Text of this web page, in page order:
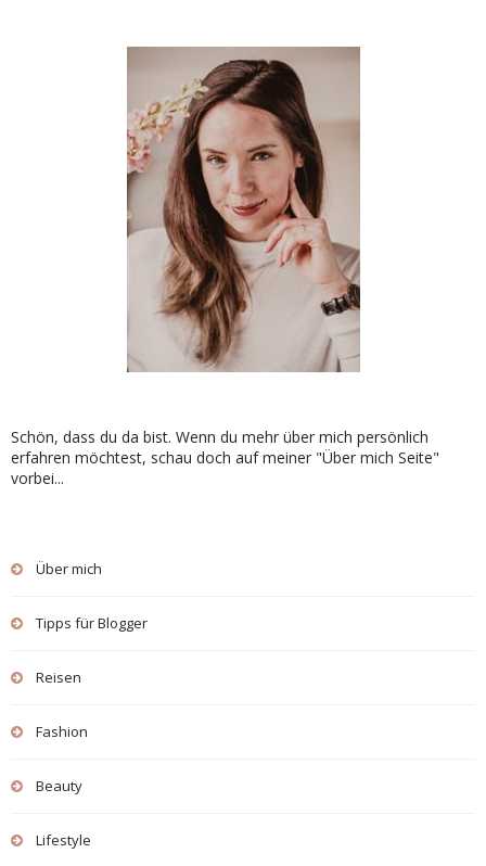
Schön, dass du da bist. Wenn du mehr über mich persönlich
erfahren möchtest, schau doch auf meiner "Über mich Seite"
vorbei...
Über mich
Tipps für Blogger
Reisen
Fashion
Beauty
Lifestyle